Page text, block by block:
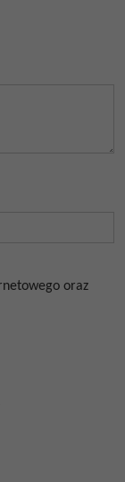
oraz